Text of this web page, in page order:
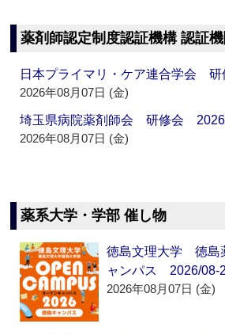
薬剤師認定制度認証機構 認証
日本プライマリ・ケア連合学会
2026年08月07日 (金)
埼玉県病院薬剤師会 研修会
2026年08月07日 (金)
薬系大学・学部 催し物
徳島文理大学 徳島
ャンパス 2026/08-
2026年08月07日 (金)